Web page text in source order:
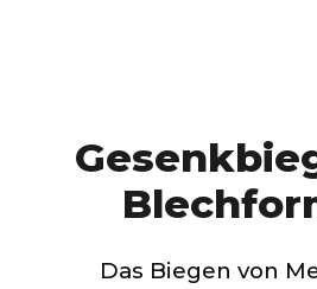
Das Biegen von